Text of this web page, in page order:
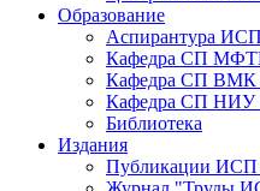
Образование
Аспирантура
Кафедра СП
Кафедра СП
Кафедра СП
Библиотека
Издания
Публикации